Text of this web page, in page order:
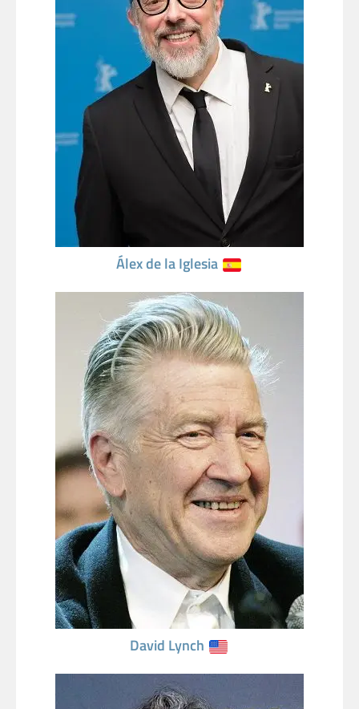
Álex de la Iglesia
David Lynch